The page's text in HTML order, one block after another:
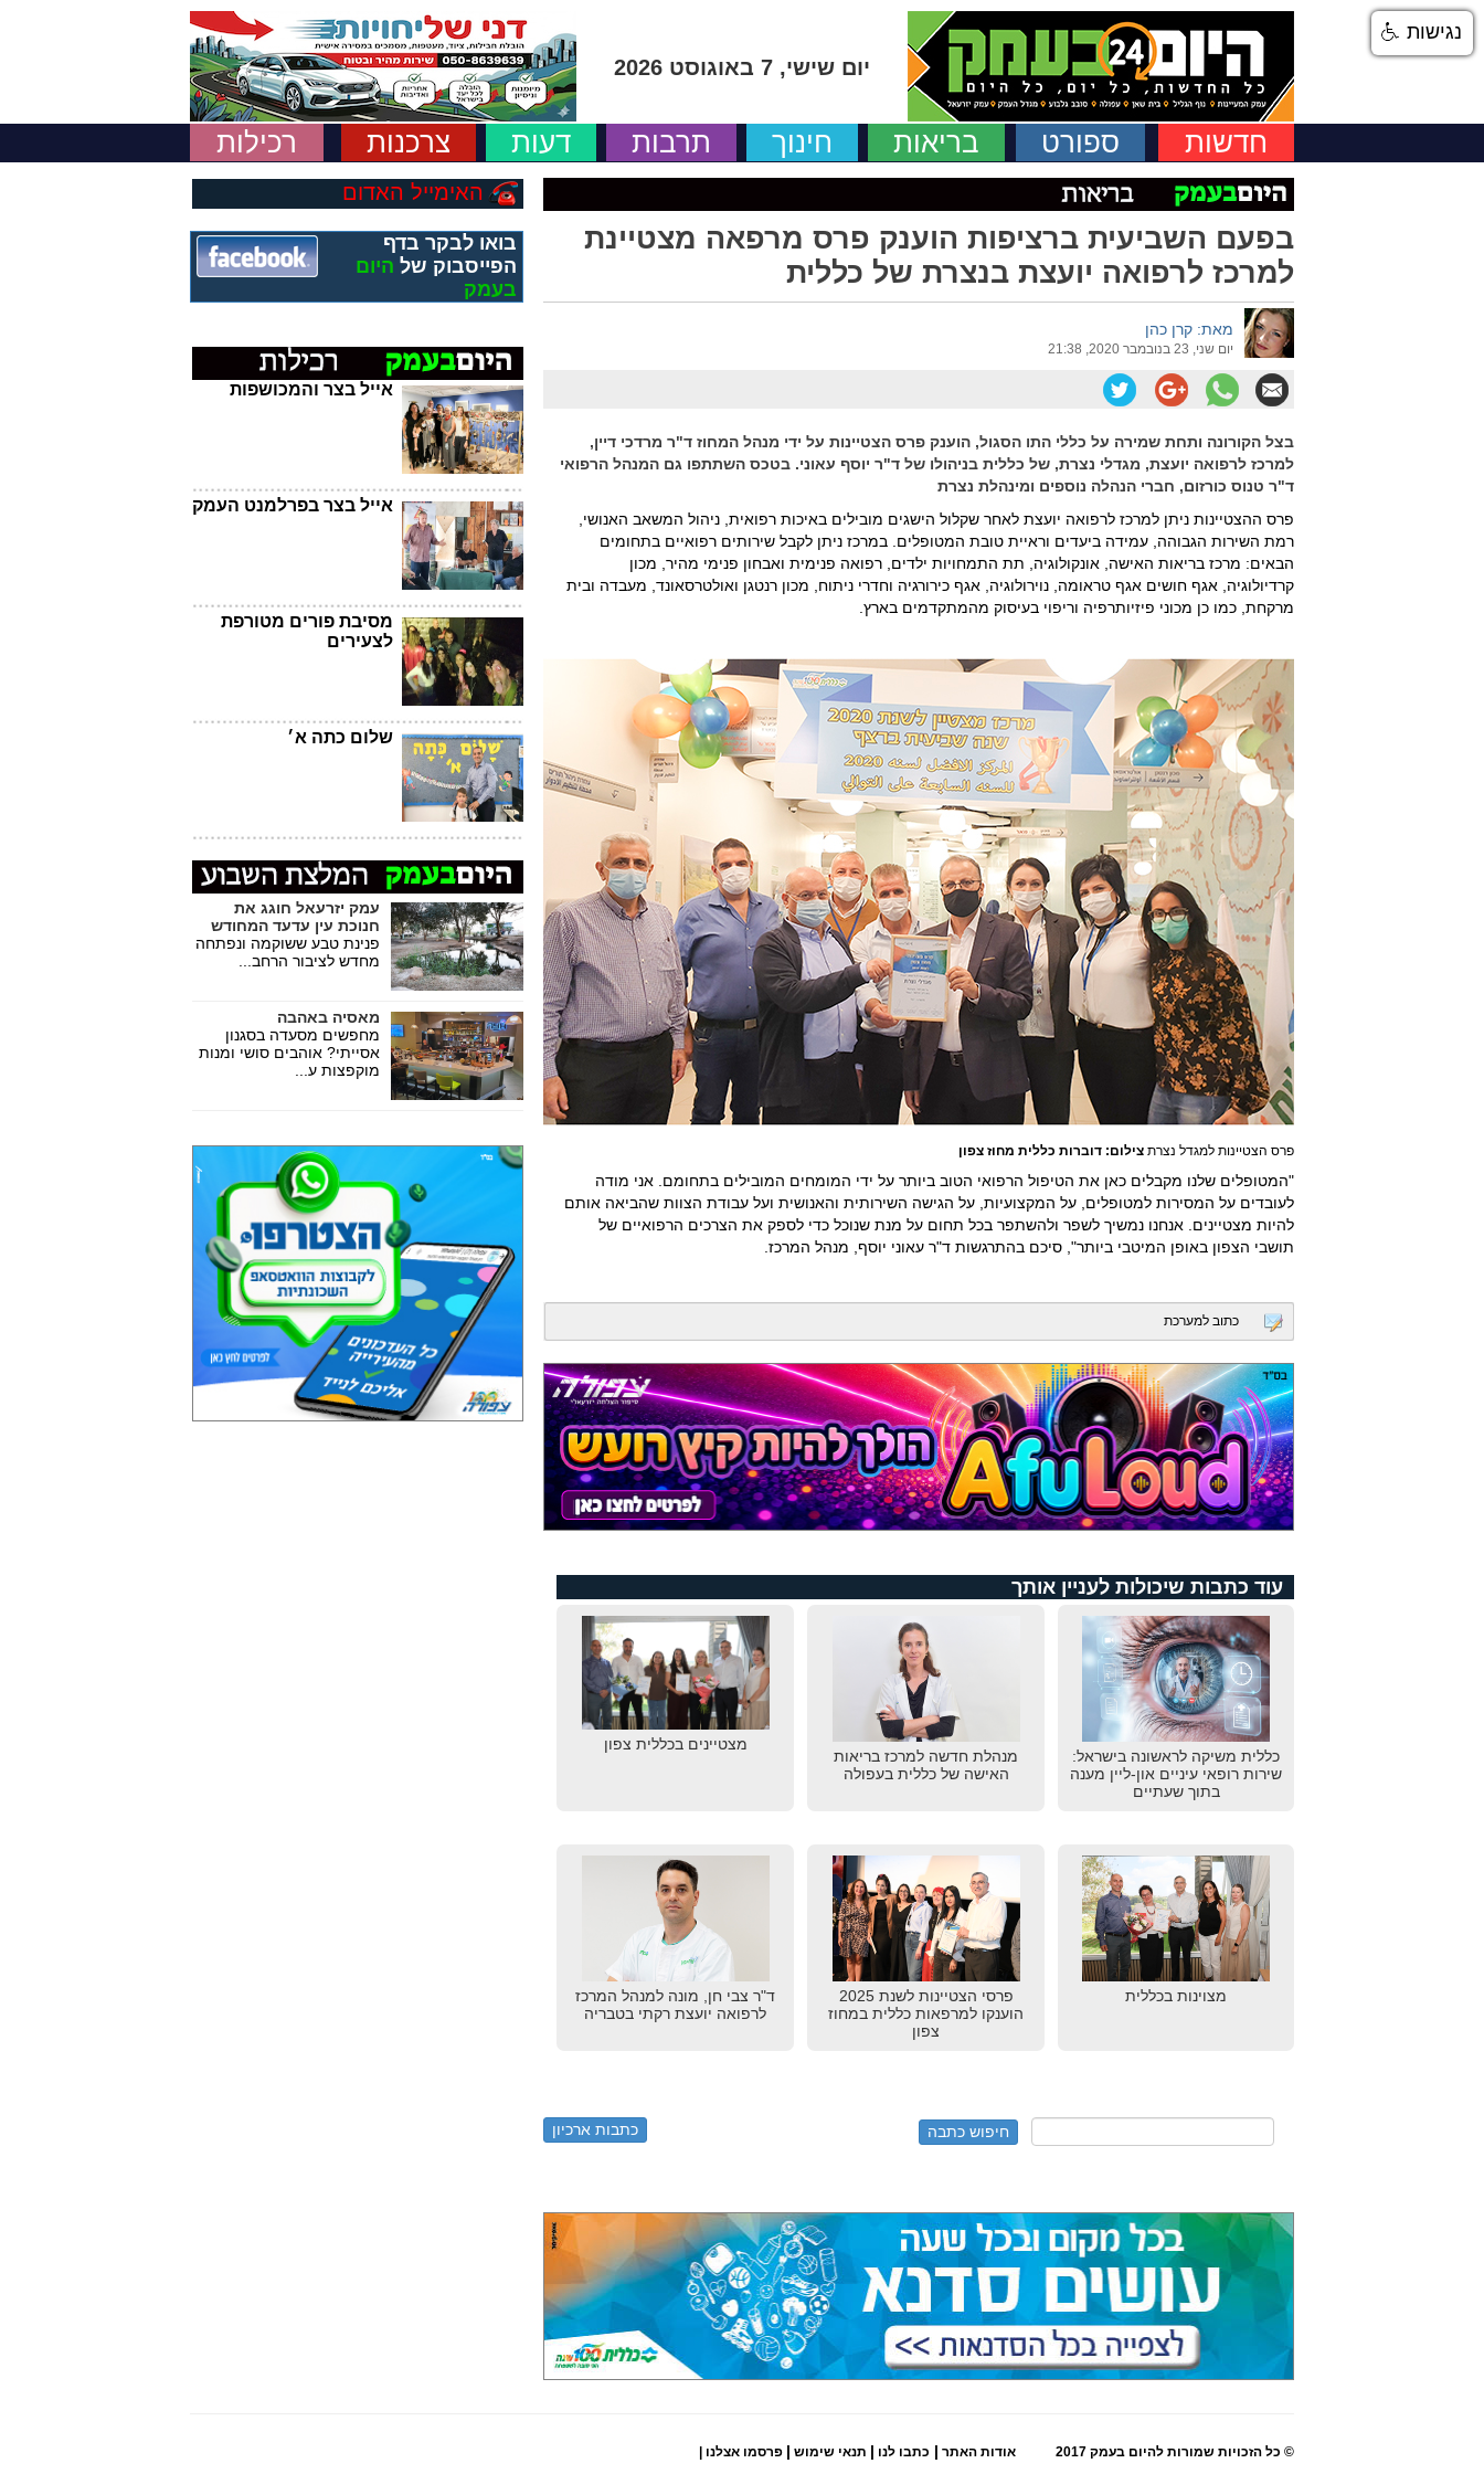
יום שישי, 7 באוגוסט 2026
חדשות ספורט בריאות חינוך תרבות דעות צרכנות רכילות
בפעם השביעית ברציפות הוענק פרס מרפאה מצטיינת
למרכז לרפואה יועצת בנצרת של כללית
מאת: קרן כהן
יום שני, 23 בנובמבר 2020, 21:38
בצל הקורונה ותחת שמירה על כללי התו הסגול, הוענק פרס הצטיינות על ידי מנהל המחוז ד"ר מרדכי דיין,
למרכז לרפואה יועצת, מגדלי נצרת, של כללית בניהולו של ד"ר יוסף עאוני. בטכס השתתפו גם המנהל הרפואי
ד"ר טנוס כורזום, חברי הנהלה נוספים ומינהלת נצרת
פרס ההצטיינות ניתן למרכז לרפואה יועצת לאחר שקלול הישגים מובילים באיכות רפואית, ניהול המשאב האנושי,
רמת השירות הגבוהה, עמידה ביעדים וראיית טובת המטופלים. במרכז ניתן לקבל שירותים רפואיים בתחומים
הבאים: מרכז בריאות האישה, אונקולוגיה, תת התמחויות ילדים, רפואה פנימית ואבחון פנימי מהיר, מכון
קרדיולוגיה, אגף חושים אגף טראומה, נוירולוגיה, אגף כירורגיה וחדרי ניתוח, מכון רנטגן ואולטרסאונד, מעבדה ובית
מרקחת, כמו כן מכוני פיזיותרפיה וריפוי בעיסוק מהמתקדמים בארץ.
פרס הצטיינות למגדל נצרת צילום: דוברות כללית מחוז צפון
"המטופלים שלנו מקבלים כאן את הטיפול הרפואי הטוב ביותר על ידי המומחים המובילים בתחומם. אני מודה
לעובדים על המסירות למטופלים, על המקצועיות, על הגישה השירותית והאנושית ועל עבודת הצוות שהביאה אותם
להיות מצטיינים. אנחנו נמשיך לשפר ולהשתפר בכל תחום על מנת שנוכל כדי לספק את הצרכים הרפואיים של
תושבי הצפון באופן המיטבי ביותר", סיכם בהתרגשות ד"ר עאוני יוסף, מנהל המרכז.
כתוב למערכת
עוד כתבות שיכולות לעניין אותך
כללית משיקה לראשונה בישראל:
שירות רופאי עיניים און-ליין מענה
בתוך שעתיים
מנהלת חדשה למרכז בריאות
האישה של כללית בעפולה
מצטיינים בכללית צפון
מצוינות בכללית
פרסי הצטיינות לשנת 2025
הוענקו למרפאות כללית במחוז
צפון
ד"ר צבי חן, מונה למנהל המרכז
לרפואה יועצת רקתי בטבריה
כתבות ארכיון
האימייל האדום
בואו לבקר בדף
הפייסבוק של היום
בעמק
אייל בצר והמכושפות
אייל בצר בפרלמנט העמק
מסיבת פורים מטורפת
לצעירים
שלום כתה א׳
עמק יזרעאל חוגג את
חנוכת עין עדעד המחודש
פנינת טבע ששוקמה ונפתחה
מחדש לציבור הרחב...
מאסיה באהבה
מחפשים מסעדה בסגנון
אסייתי? אוהבים סושי ומנות
מוקפצות ע...
© כל הזכויות שמורות להיום בעמק 2017 אודות האתר | כתבו לנו | תנאי שימוש | פרסמו אצלנו
נגישות